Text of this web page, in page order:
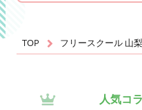
TOP フリースクール 山
人気コ